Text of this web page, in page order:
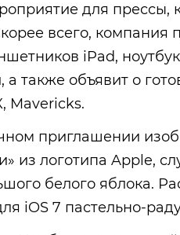
для прессы,
всего, компания
iPad,
также объявит о
Mavericks.
приглашении
из логотипа Apple,
белого яблока.
iOS 7 пастельно-